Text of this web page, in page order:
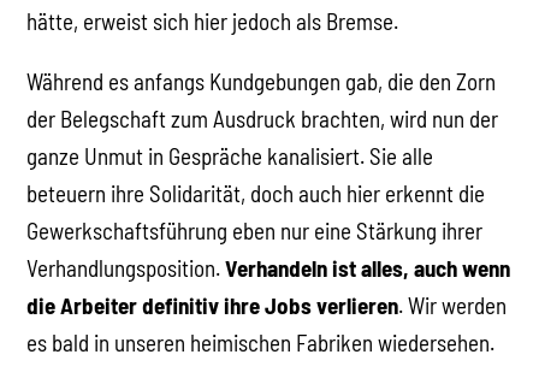
hätte, erweist sich hier jedoch als Bremse.
Während es anfangs Kundgebungen gab, die den Zorn
der Belegschaft zum Ausdruck brachten, wird nun der
ganze Unmut in Gespräche kanalisiert. Sie alle
beteuern ihre Solidarität, doch auch hier erkennt die
Gewerkschaftsführung eben nur eine Stärkung ihrer
Verhandlungsposition.Verhandeln ist alles, auch wenn
die Arbeiter definitiv ihre Jobs verlieren. Wir werden
es bald in unseren heimischen Fabriken wiedersehen.